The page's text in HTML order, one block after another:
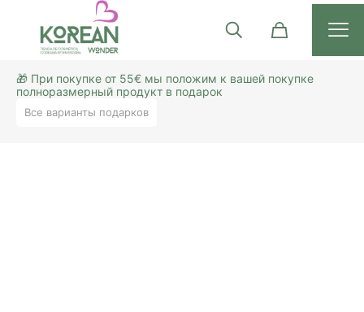
🎁 При покупке от 55€ мы положим к вашей покупке
полноразмерный продукт в подарок
Все варианты подарков